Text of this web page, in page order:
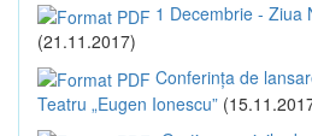
1 Decembrie - Ziua
(21.11.2017)
Conferința de
Teatru „Eugen Ionescu”